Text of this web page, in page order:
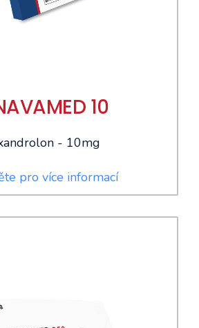
10
- 10mg
pro více informací